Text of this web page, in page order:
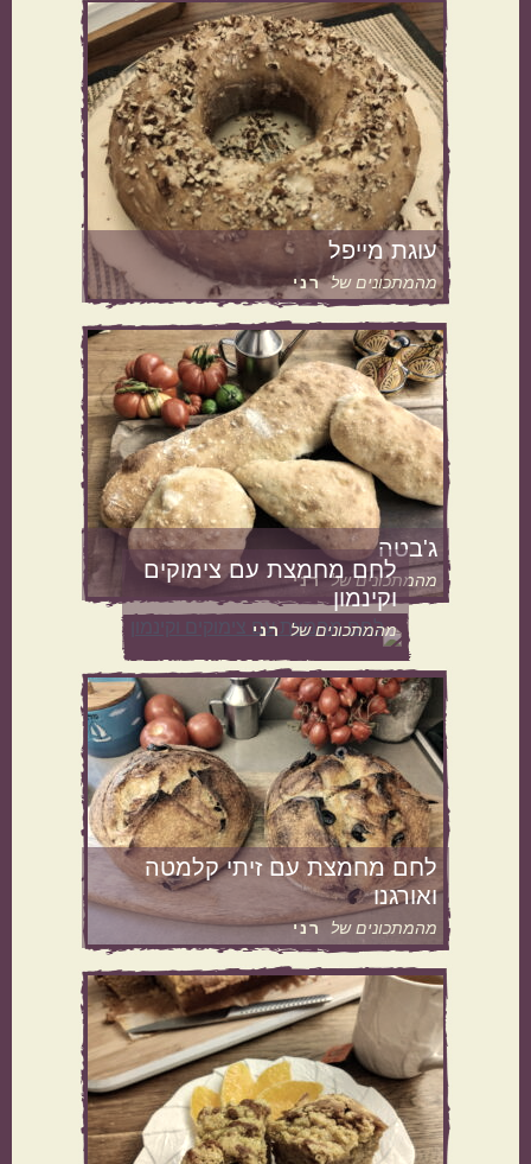
עוגת מייפל
מהמתכונים של רני
ג'בטה
מהמתכונים של רני
לחם מחמצת עם צימוקים
וקינמון
מהמתכונים של רני
לחם מחמצת עם זיתי קלמטה
ואורגנו
מהמתכונים של רני
מנה בארוחה
ראשונות עיקריות
תוספות קינוחים
סלטים מרקים
מטבח עולמי
ישראלי איטלקי
אמריקאי יווני
טורקי פרסי
קטגוריות נוספות
מנות קלות להכנה בתקציב נמוך